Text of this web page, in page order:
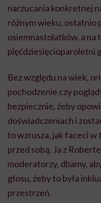
narzucania konkretnej
różnym wieku, ostatnio
osiemnastolatków, a na
pięćdziesięcioparoletni
Bez względu na wiek,
pochodzenie czy
bezpiecznie, żeby
doświadczeniach i
to wzrusza, jak faceci w
przed sobą. Ja z
moderatorzy, dbamy,
głosu, żeby to była
przestrzeń.